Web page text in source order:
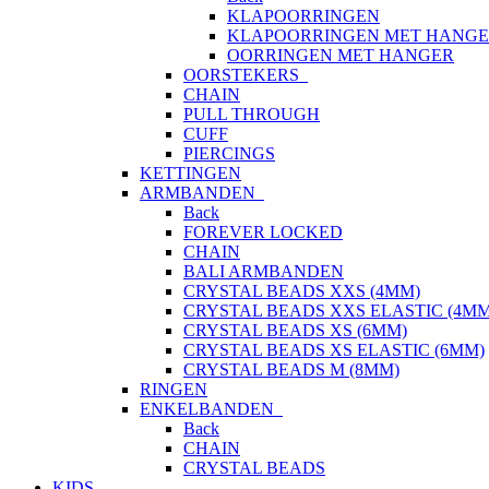
KLAPOORRINGEN
KLAPOORRINGEN MET
OORRINGEN MET HANGER
OORSTEKERS
CHAIN
PULL THROUGH
CUFF
PIERCINGS
KETTINGEN
ARMBANDEN
Back
FOREVER LOCKED
CHAIN
BALI ARMBANDEN
CRYSTAL BEADS XXS (4MM)
CRYSTAL BEADS XXS ELASTIC
CRYSTAL BEADS XS (6MM)
CRYSTAL BEADS XS ELASTIC (6MM)
CRYSTAL BEADS M (8MM)
RINGEN
ENKELBANDEN
Back
CHAIN
CRYSTAL BEADS